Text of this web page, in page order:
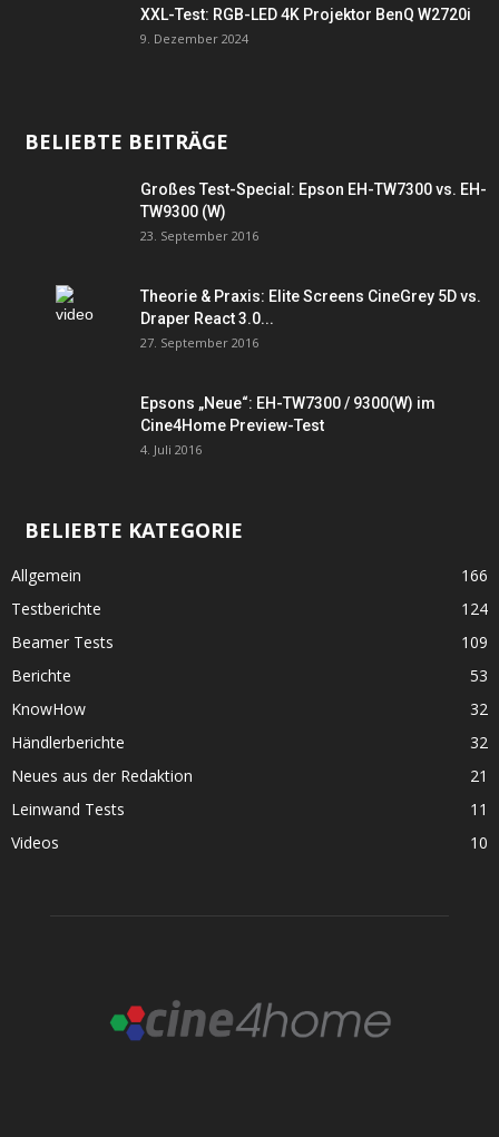
XXL-Test: RGB-LED 4K Projektor BenQ W2720i
9. Dezember 2024
BELIEBTE BEITRÄGE
Großes Test-Special: Epson EH-TW7300 vs. EH-
TW9300 (W)
23. September 2016
Theorie & Praxis: Elite Screens CineGrey 5D vs.
Draper React 3.0...
27. September 2016
Epsons „Neue“: EH-TW7300 / 9300(W) im
Cine4Home Preview-Test
4. Juli 2016
BELIEBTE KATEGORIE
Allgemein
166
Testberichte
124
Beamer Tests
109
Berichte
53
KnowHow
32
Händlerberichte
32
Neues aus der Redaktion
21
Leinwand Tests
11
Videos
10